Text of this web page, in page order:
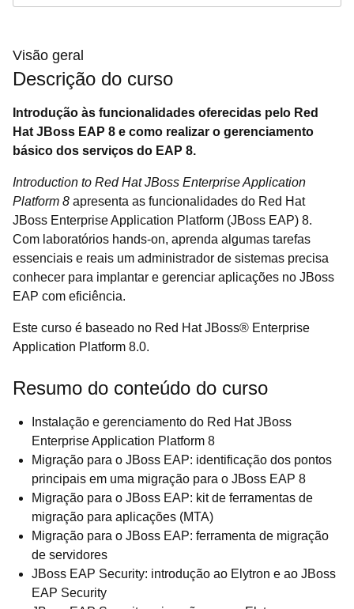
Visão geral
Descrição do curso
Introdução às funcionalidades oferecidas pelo Red
Hat JBoss EAP 8 e como realizar o gerenciamento
básico dos serviços do EAP 8.
Introduction to Red Hat JBoss Enterprise Application
Platform 8 apresenta as funcionalidades do Red Hat
JBoss Enterprise Application Platform (JBoss EAP) 8.
Com laboratórios hands-on, aprenda algumas tarefas
essenciais e reais um administrador de sistemas precisa
conhecer para implantar e gerenciar aplicações no JBoss
EAP com eficiência.
Este curso é baseado no Red Hat JBoss® Enterprise
Application Platform 8.0.
Resumo do conteúdo do curso
Instalação e gerenciamento do Red Hat JBoss
Enterprise Application Platform 8
Migração para o JBoss EAP: identificação dos pontos
principais em uma migração para o JBoss EAP 8
Migração para o JBoss EAP: kit de ferramentas de
migração para aplicações (MTA)
Migração para o JBoss EAP: ferramenta de migração
de servidores
JBoss EAP Security: introdução ao Elytron e ao JBoss
EAP Security